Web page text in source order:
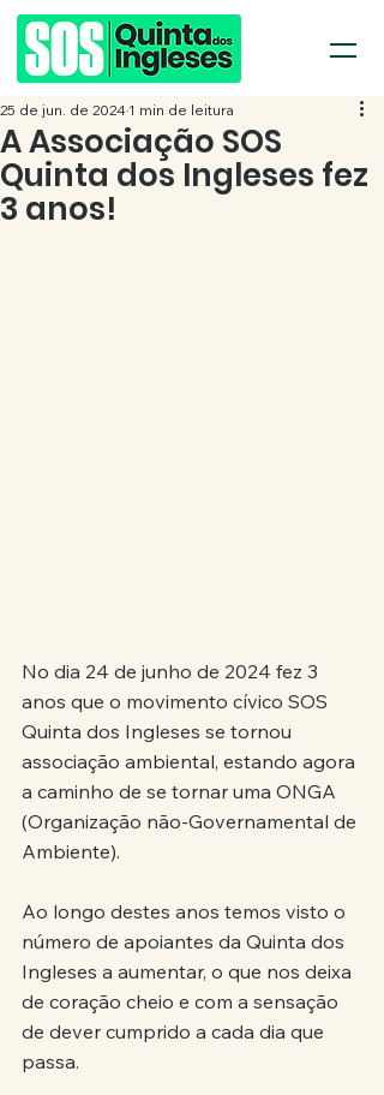
A Associação SOS
Quinta dos Ingleses fez
3 anos!
25 de jun. de 2024 1 min de leitura
No dia 24 de junho de 2024 fez 3
anos que o movimento cívico SOS
Quinta dos Ingleses se tornou
associação ambiental, estando agora
a caminho de se tornar uma ONGA
(Organização não-Governamental de
Ambiente).
Ao longo destes anos temos visto o
número de apoiantes da Quinta dos
Ingleses a aumentar, o que nos deixa
de coração cheio e com a sensação
de dever cumprido a cada dia que
passa.